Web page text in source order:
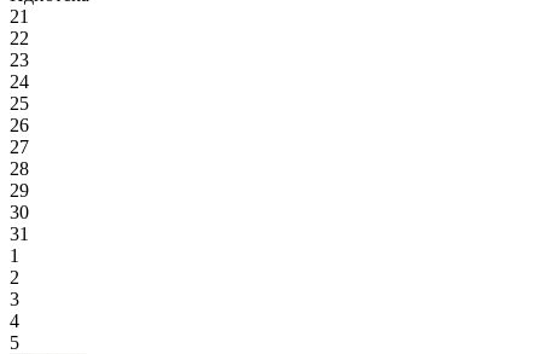
21
22
23
24
25
26
27
28
29
30
31
1
2
3
4
5